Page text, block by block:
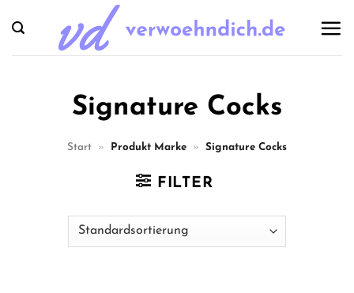
Inhalt
springen
Signature Cocks
Start » Produkt Marke » Signature Cocks
FILTER